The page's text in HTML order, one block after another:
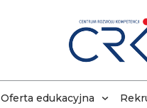
Oferta edukacyjna